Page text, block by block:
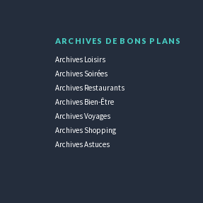
ARCHIVES DE BONS PLANS
Archives Loisirs
Archives Soirées
Archives Restaurants
Archives Bien-Être
Archives Voyages
Archives Shopping
Archives Astuces